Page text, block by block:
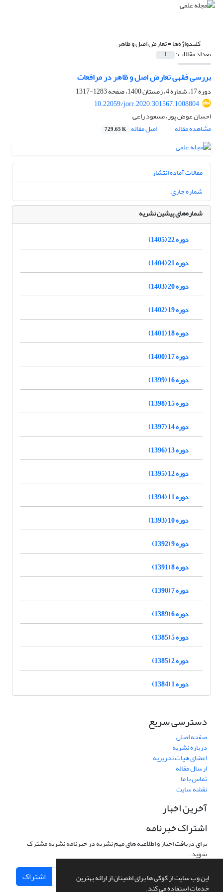
این وب سایت از کوکی ها برای اطمینان از ارائه بهترین
خدمات استفاده می کند.
کلیدواژه‌ها =تعارض اصل و ظاهر
تعداد مقالات: 1
بررسی فقهی تعارض اصل و ظاهر در مرافعات
دوره 17، شماره 4، زمستان 1400، صفحه
1283-1317
10.22059/jorr.2020.301567.1008804
احسان عوض پور، مسعود راعی
مشاهده مقاله
اصل مقاله 729.65 K
مقالات آماده انتشار
شماره جاری
شماره‌های پیشین نشریه
دوره 22 (1405)
دوره 21 (1404)
دوره 20 (1403)
دوره 19 (1402)
دوره 18 (1401)
دوره 17 (1400)
دوره 16 (1399)
دوره 15 (1398)
دوره 14 (1397)
دوره 13 (1396)
دوره 12 (1395)
دوره 11 (1394)
دوره 10 (1393)
دوره 9 (1392)
دوره 8 (1391)
دوره 7 (1390)
دوره 6 (1389)
دوره 5 (1385)
دوره 2 (1385)
دوره 1 (1384)
دسترسی سریع
صفحه اصلی
درباره نشریه
اعضای هیات تحریریه
ارسال مقاله
تماس با ما
نقشه سایت
آخرین اخبار
اشتراک خبرنامه
برای دریافت اخبار و اطلاعیه های مهم نشریه در خبرنامه نشریه مشترک
شوید.
اشتراک